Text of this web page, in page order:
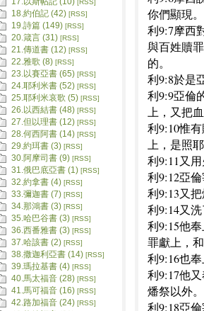
你們顯現。
利9:7摩西
與百姓贖
的。
利9:8於是
利9:9亞倫
上，又把
利9:10惟
上，是照
利9:11又
利9:12亞
利9:13又
利9:14又
利9:15他
罪獻上，
利9:16也
利9:17他
燔祭以外。
利9:18亞
[RSS]
18.約伯記 (42) [RSS]
19.詩篇 (149) [RSS]
20.箴言 (31) [RSS]
21.傳道書 (12) [RSS]
22.雅歌 (8) [RSS]
23.以賽亞書 (65) [RSS]
24.耶利米書 (52) [RSS]
25.耶利米哀歌 (5) [RSS]
26.以西結書 (48) [RSS]
27.但以理書 (12) [RSS]
28.何西阿書 (14) [RSS]
29.約珥書 (3) [RSS]
30.阿摩司書 (9) [RSS]
31.俄巴底亞書 (1) [RSS]
32.約拿書 (4) [RSS]
33.彌迦書 (7) [RSS]
34.那鴻書 (3) [RSS]
35.哈巴谷書 (3) [RSS]
36.西番雅書 (3) [RSS]
37.哈該書 (2) [RSS]
38.撒迦利亞書 (14) [RSS]
39.瑪拉基書 (4) [RSS]
40.馬太福音 (28) [RSS]
41.馬可福音 (16) [RSS]
42.路加福音 (24) [RSS]